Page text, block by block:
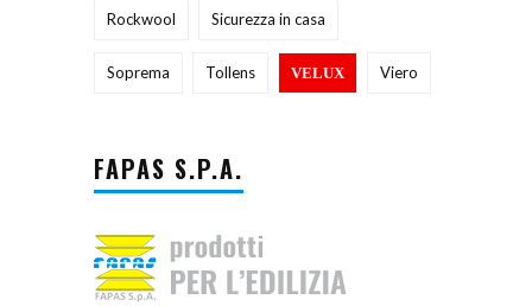
Rockwool Sicurezza in casa
Soprema Tollens VELUX Viero
FAPAS S.P.A.